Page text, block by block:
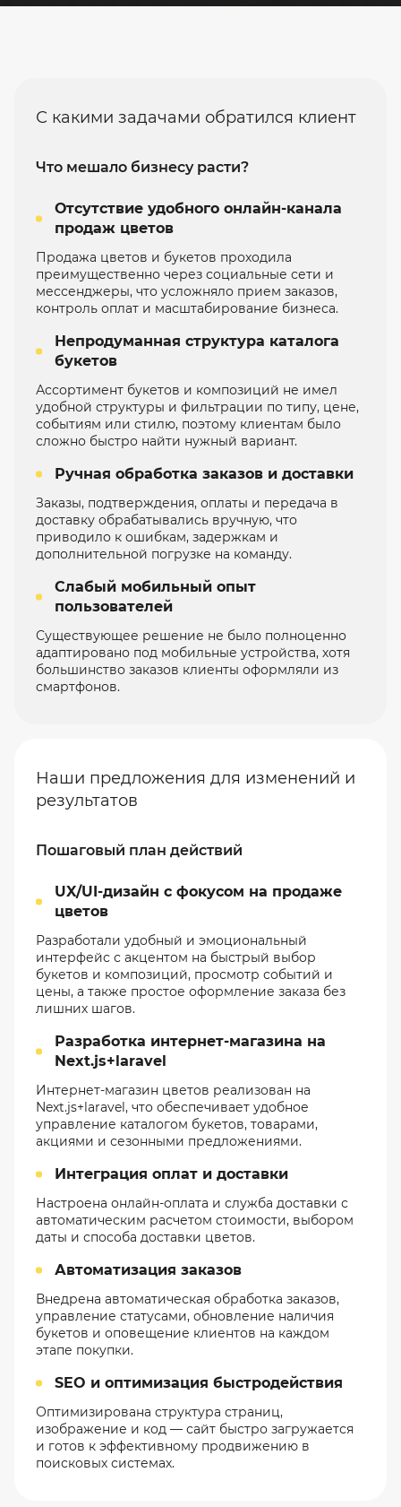
С какими задачами обратился клиент
Что мешало бизнесу расти?
Отсутствие удобного онлайн-канала
продаж цветов
Продажа цветов и букетов проходила
преимущественно через социальные сети и
мессенджеры, что усложняло прием заказов,
контроль оплат и масштабирование бизнеса.
Непродуманная структура каталога
букетов
Ассортимент букетов и композиций не имел
удобной структуры и фильтрации по типу, цене,
событиям или стилю, поэтому клиентам было
сложно быстро найти нужный вариант.
Ручная обработка заказов и доставки
Заказы, подтверждения, оплаты и передача в
доставку обрабатывались вручную, что
приводило к ошибкам, задержкам и
дополнительной погрузке на команду.
Слабый мобильный опыт
пользователей
Существующее решение не было полноценно
адаптировано под мобильные устройства, хотя
большинство заказов клиенты оформляли из
смартфонов.
Наши предложения для изменений и
результатов
Пошаговый план действий
UX/UI-дизайн с фокусом на продаже
цветов
Разработали удобный и эмоциональный
интерфейс с акцентом на быстрый выбор
букетов и композиций, просмотр событий и
цены, а также простое оформление заказа без
лишних шагов.
Разработка интернет-магазина на
Next.js+laravel
Интернет-магазин цветов реализован на
Next.js+laravel, что обеспечивает удобное
управление каталогом букетов, товарами,
акциями и сезонными предложениями.
Интеграция оплат и доставки
Настроена онлайн-оплата и служба доставки с
автоматическим расчетом стоимости, выбором
даты и способа доставки цветов.
Автоматизация заказов
Внедрена автоматическая обработка заказов,
управление статусами, обновление наличия
букетов и оповещение клиентов на каждом
этапе покупки.
SEO и оптимизация быстродействия
Оптимизирована структура страниц,
изображение и код — сайт быстро загружается
и готов к эффективному продвижению в
поисковых системах.